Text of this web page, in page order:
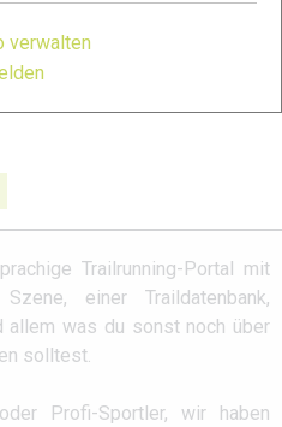
G
Trailrunning-Portal mit
einer Traildatenbank,
allem was du sonst noch über
solltest.
Profi-Sportler, wir haben
verwalten